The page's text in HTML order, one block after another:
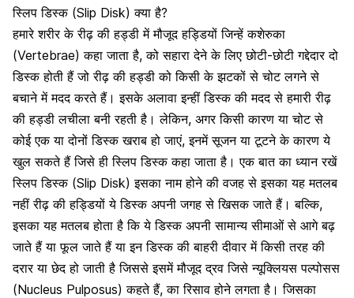
स्लिप डिस्क (Slip Disk) क्या है?
हमारे शरीर के रीढ़ की हड्डी में मौजूद हड्डियों जिन्हें कशेरुका
(Vertebrae) कहा जाता है, को सहारा देने के लिए छोटी-छोटी गद्देदार दो
डिस्क होती हैं जो रीढ़ की हड्डी को किसी के झटकों से चोट लगने से
बचाने में मदद करते हैं। इसके अलावा इन्हीं डिस्क की मदद से हमारी रीढ़
की हड्डी लचीला बनी रहती है। लेकिन, अगर किसी कारण या चोट से
कोई एक या दोनों डिस्क खराब हो जाएं, इनमें सूजन या टूटने के कारण ये
खुल सकते हैं जिसे ही स्लिप डिस्क कहा जाता है। एक बात का ध्यान रखें
स्लिप डिस्क (Slip Disk) इसका नाम होने की वजह से इसका यह मतलब
नहीं रीढ़ की हड्डियों ये डिस्क अपनी जगह से खिसक जाते हैं। बल्कि,
इसका यह मतलब होता है कि ये डिस्क अपनी सामान्य सीमाओं से आगे बढ़
जाते हैं या फूल जाते हैं या इन डिस्क की बाहरी दीवार में किसी तरह की
दरार या छेद हो जाती है जिससे इसमें मौजूद द्रव जिसे न्यूक्लियस पल्पोसस
(Nucleus Pulposus) कहते हैं, का रिसाव होने लगता है। जिसका